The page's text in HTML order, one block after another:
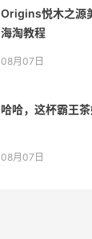
Origins悦木之源
海淘教程
08月07日
哈哈，这杯霸王茶
08月07日